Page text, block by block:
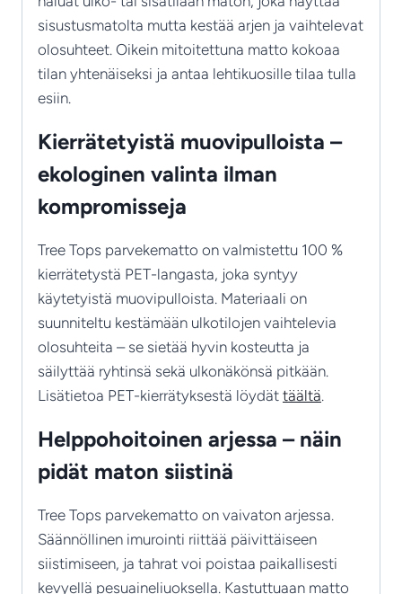
sisustusmatolta mutta kestää arjen ja vaihtelevat
olosuhteet. Oikein mitoitettuna matto kokoaa
tilan yhtenäiseksi ja antaa lehtikuosille tilaa tulla
esiin.
Kierrätetyistä muovipulloista –
ekologinen valinta ilman
kompromisseja
Tree Tops parvekematto on valmistettu 100 %
kierrätetystä PET-langasta, joka syntyy
käytetyistä muovipulloista. Materiaali on
suunniteltu kestämään ulkotilojen vaihtelevia
olosuhteita – se sietää hyvin kosteutta ja
säilyttää ryhtinsä sekä ulkonäkönsä pitkään.
Lisätietoa PET-kierrätyksestä löydät täältä.
Helppohoitoinen arjessa – näin
pidät maton siistinä
Tree Tops parvekematto on vaivaton arjessa.
Säännöllinen imurointi riittää päivittäiseen
siistimiseen, ja tahrat voi poistaa paikallisesti
kevyellä pesuaineliuoksella. Kastuttuaan matto